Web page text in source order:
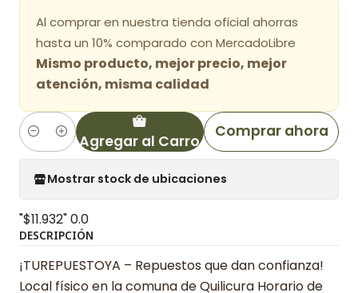
Al comprar en nuestra tienda oficial ahorras
hasta un 10% comparado con MercadoLibre
Mismo producto, mejor precio, mejor
atención, misma calidad
Cantidad Agregar al Carro
Comprar ahora
Mostrar stock de ubicaciones
"$11.932"0.0
DESCRIPCIÓN
¡TUREPUESTOYA – Repuestos que dan confianza!
Local físico en la comuna de Quilicura Horario de